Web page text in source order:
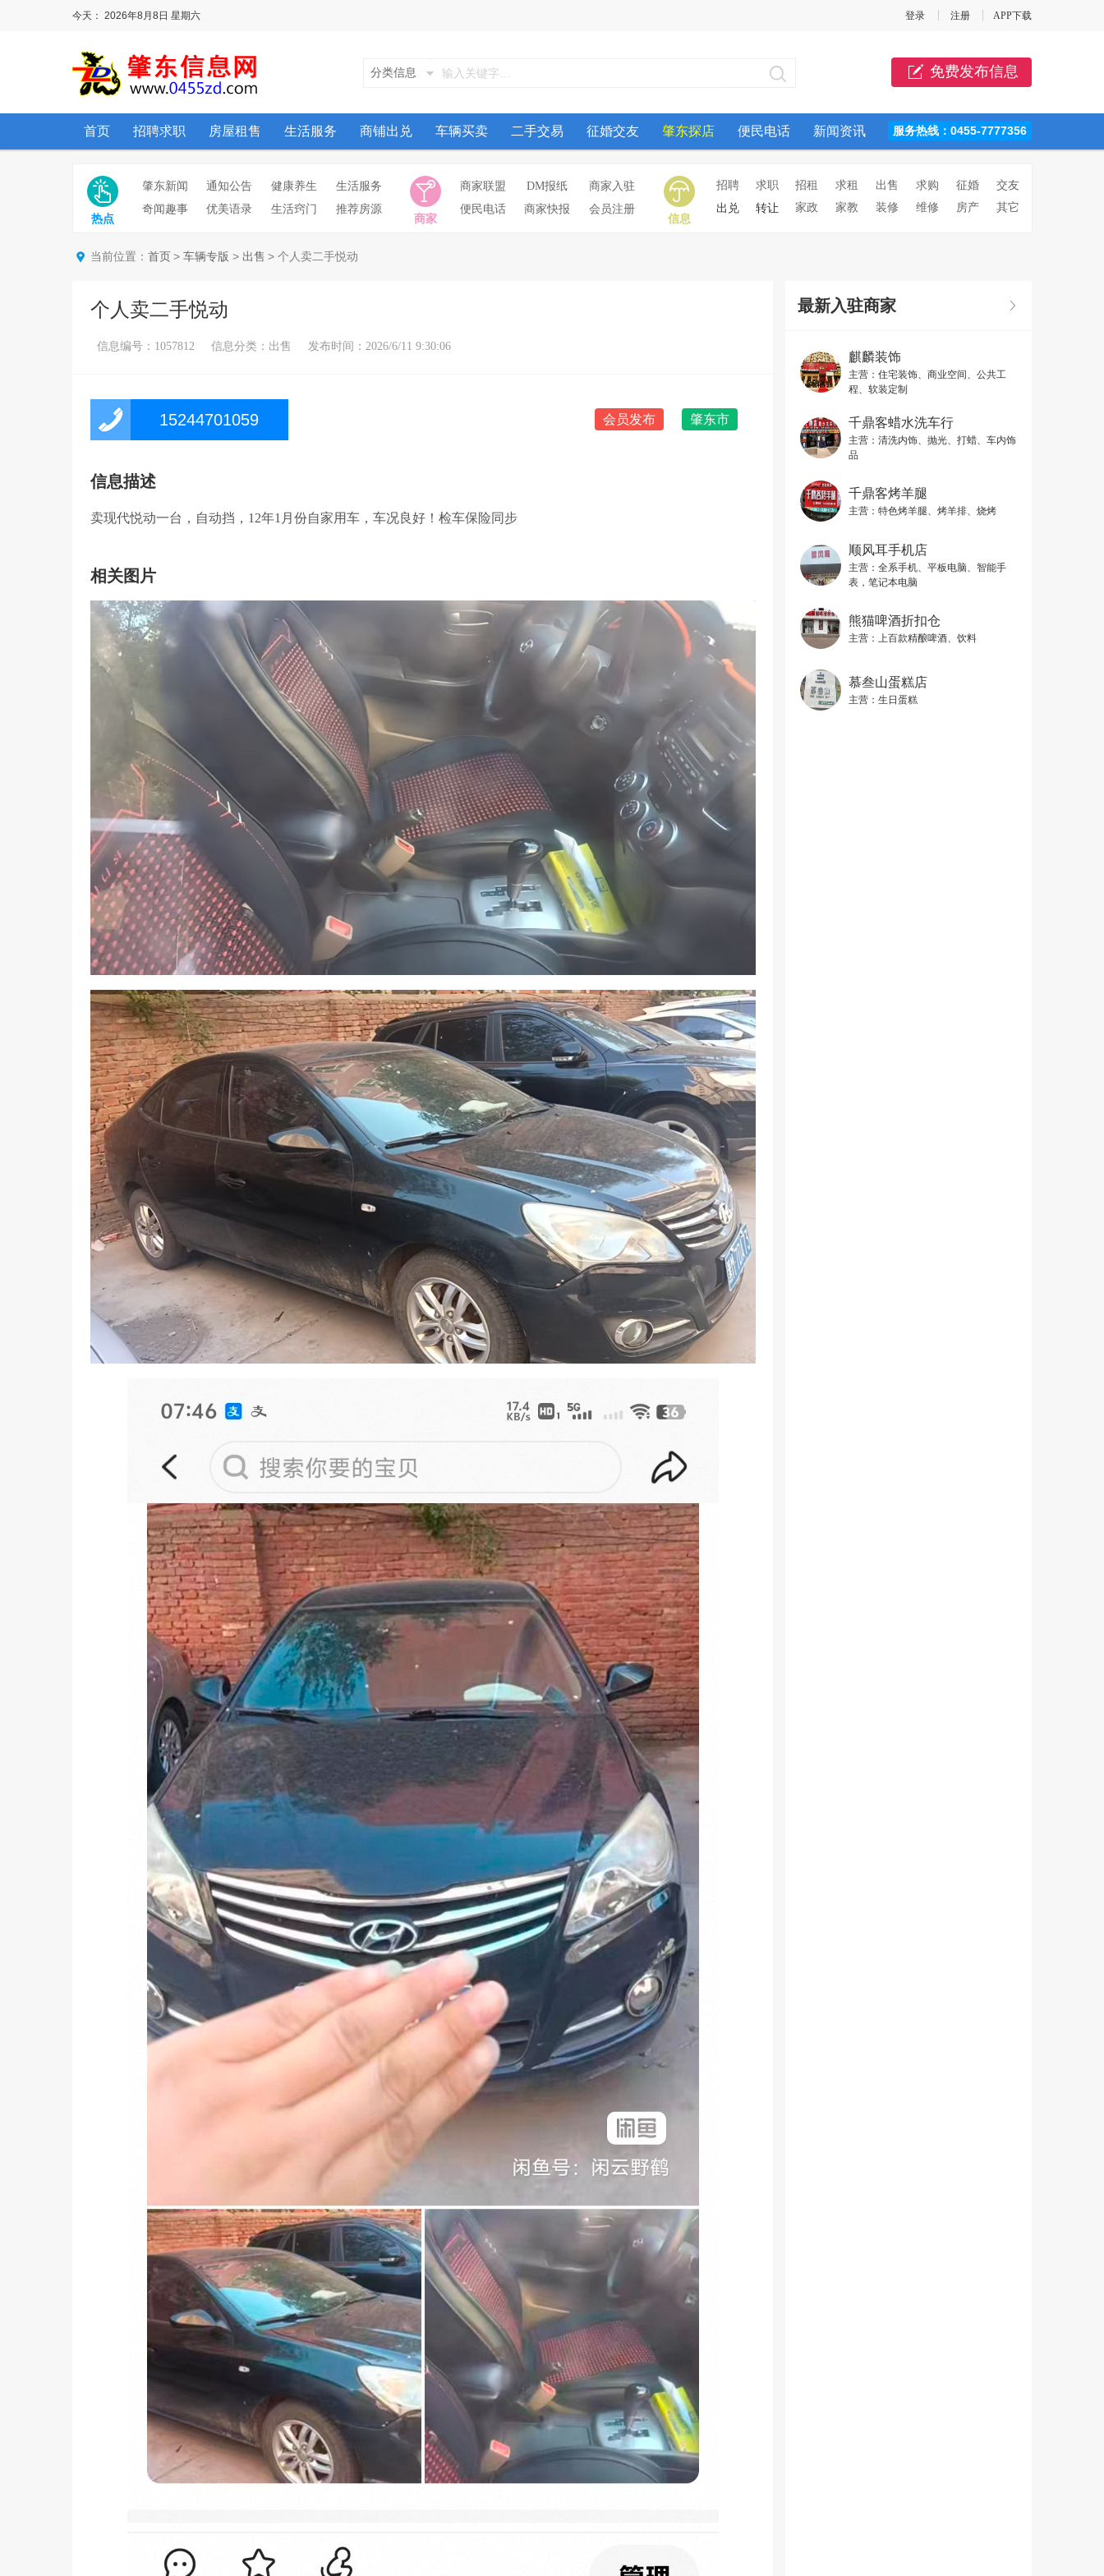
今天： 2026年8月8日 星期六 登录 注册 APP下载
分类信息 免费发布信息
首页 招聘求职 房屋租售 生活服务 商铺出兑 车辆买卖 二手交易 征婚交友 肇东探店 便民电话 新闻资讯 服务热线：0455-7777356
肇东新闻 通知公告 健康养生
生活服务
奇闻趣事
优美语录 生活窍门 推荐房源
商家联盟 DM报纸
商家入驻
便民电话
商家快报 会员注册
招聘 求职 招租 求租 出售 求购 征婚
交友
出兑
转让 家政 家教 装修 维修 房产 其它
热点 商家 信息
当前位置： 首页 > 车辆专版 > 出售 > 个人卖二手悦动
个人卖二手悦动
信息编号：1057812 信息分类：出售 发布时间：2026/6/11 9:30:06
15244701059 会员发布 肇东市
信息描述
卖现代悦动一台，自动挡，12年1月份自家用车，车况良好！检车保险同步
相关图片
最新入驻商家
麒麟装饰
主营： 住宅装饰、商业空间、公共工
程、软装定制
千鼎客蜡水洗车行
主营： 清洗内饰、抛光、打蜡、车内饰
品
千鼎客烤羊腿
主营： 特色烤羊腿、烤羊排、烧烤
顺风耳手机店
主营： 全系手机、平板电脑、智能手
表，笔记本电脑
熊猫啤酒折扣仓
主营： 上百款精酿啤酒、饮料
慕叁山蛋糕店
主营： 生日蛋糕